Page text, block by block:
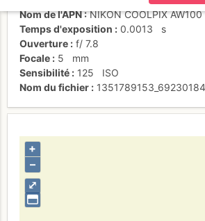
Nom de l'APN
NIKON COOLPIX AW100
Temps d'exposition
0.0013
s
Ouverture
f/ 7.8
Focale
5
mm
Sensibilité
125
ISO
Nom du fichier
⤢
+
–